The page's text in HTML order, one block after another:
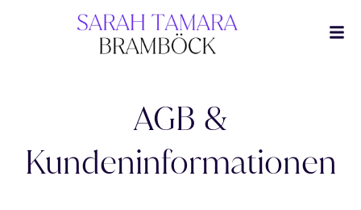
AGB &
Kundeninformationen